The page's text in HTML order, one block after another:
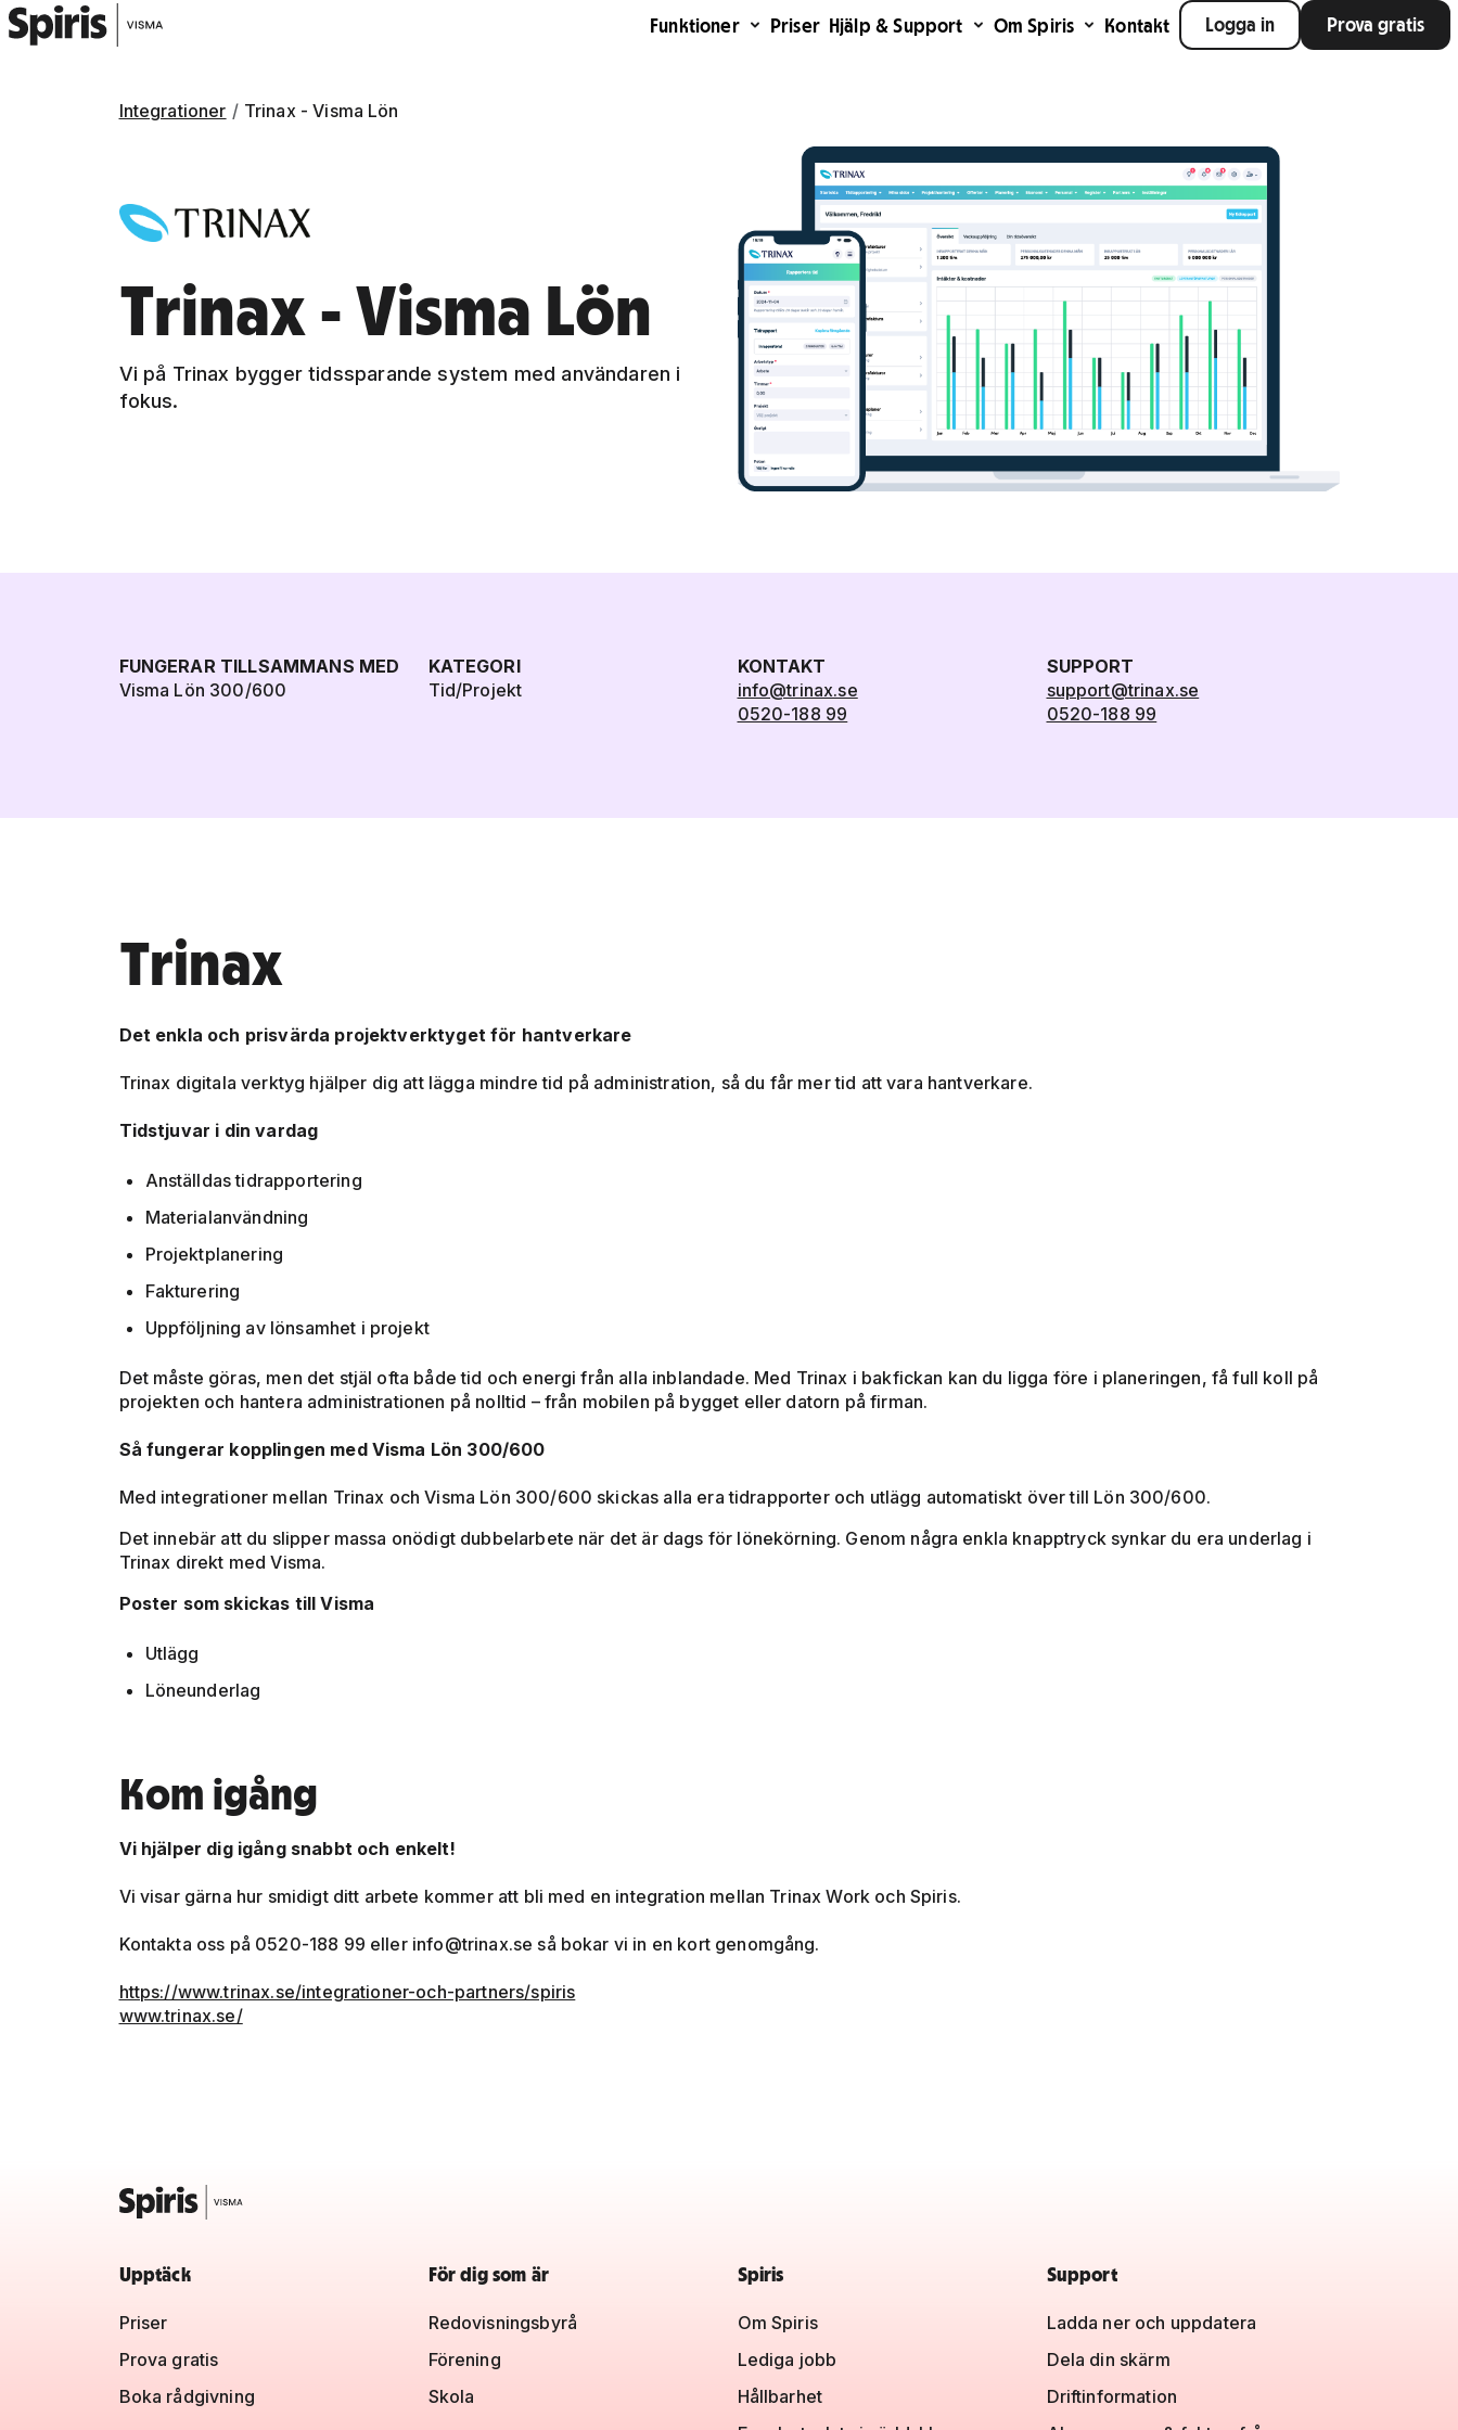
Funktioner Priser Hjälp & Support Om Spiris Kontakt Logga in Prova gratis
Integrationer Trinax - Visma Lön
Trinax - Visma Lön
Vi på Trinax bygger tidssparande system med användaren i
fokus.
FUNGERAR TILLSAMMANS MED
Visma Lön 300/600
KATEGORI
Tid/Projekt
KONTAKT
info@trinax.se
0520-188 99
SUPPORT
support@trinax.se
0520-188 99
Trinax
Det enkla och prisvärda projektverktyget för hantverkare
Trinax digitala verktyg hjälper dig att lägga mindre tid på administration, så du får mer tid att vara hantverkare.
Tidstjuvar i din vardag
Anställdas tidrapportering
Materialanvändning
Projektplanering
Fakturering
Uppföljning av lönsamhet i projekt
Det måste göras, men det stjäl ofta både tid och energi från alla inblandade. Med Trinax i bakfickan kan du ligga före i planeringen, få full koll på
projekten och hantera administrationen på nolltid – från mobilen på bygget eller datorn på firman.
Så fungerar kopplingen med Visma Lön 300/600
Med integrationer mellan Trinax och Visma Lön 300/600 skickas alla era tidrapporter och utlägg automatiskt över till Lön 300/600.
Det innebär att du slipper massa onödigt dubbelarbete när det är dags för lönekörning. Genom några enkla knapptryck synkar du era underlag i
Trinax direkt med Visma.
Poster som skickas till Visma
Utlägg
Löneunderlag
Kom igång
Vi hjälper dig igång snabbt och enkelt!
Vi visar gärna hur smidigt ditt arbete kommer att bli med en integration mellan Trinax Work och Spiris.
Kontakta oss på 0520-188 99 eller info@trinax.se så bokar vi in en kort genomgång.
https://www.trinax.se/integrationer-och-partners/spiris
www.trinax.se/
Upptäck
Priser
Prova gratis
Boka rådgivning
För dig som är
Redovisningsbyrå
Förening
Skola
Spiris
Om Spiris
Lediga jobb
Hållbarhet
Support
Ladda ner och uppdatera
Dela din skärm
Driftinformation